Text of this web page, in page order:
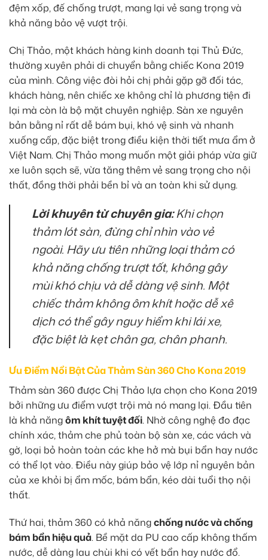
đệm xốp, đế chống trượt, mang lại vẻ sang trọng và
khả năng bảo vệ vượt trội.
Chị Thảo, một khách hàng kinh doanh tại Thủ Đức,
thường xuyên phải di chuyển bằng chiếc Kona 2019
của mình. Công việc đòi hỏi chị phải gặp gỡ đối tác,
khách hàng, nên chiếc xe không chỉ là phương tiện đi
lại mà còn là bộ mặt chuyên nghiệp. Sàn xe nguyên
bản bằng nỉ rất dễ bám bụi, khó vệ sinh và nhanh
xuống cấp, đặc biệt trong điều kiện thời tiết mưa ẩm ở
Việt Nam. Chị Thảo mong muốn một giải pháp vừa giữ
xe luôn sạch sẽ, vừa tăng thêm vẻ sang trọng cho nội
thất, đồng thời phải bền bỉ và an toàn khi sử dụng.
Lời khuyên từ chuyên gia:Khi chọn
thảm lót sàn, đừng chỉ nhìn vào vẻ
ngoài. Hãy ưu tiên những loại thảm có
khả năng chống trượt tốt, không gây
mùi khó chịu và dễ dàng vệ sinh. Một
chiếc thảm không ôm khít hoặc dễ xê
dịch có thể gây nguy hiểm khi lái xe,
đặc biệt là kẹt chân ga, chân phanh.
Ưu Điểm Nổi Bật Của Thảm Sàn 360 Cho Kona 2019
Thảm sàn 360 được Chị Thảo lựa chọn cho Kona 2019
bởi những ưu điểm vượt trội mà nó mang lại. Đầu tiên
là khả năngôm khít tuyệt đối. Nhờ công nghệ đo đạc
chính xác, thảm che phủ toàn bộ sàn xe, các vách và
gờ, loại bỏ hoàn toàn các khe hở mà bụi bẩn hay nước
có thể lọt vào. Điều này giúp bảo vệ lớp nỉ nguyên bản
của xe khỏi bị ẩm mốc, bám bẩn, kéo dài tuổi thọ nội
thất.
Thứ hai, thảm 360 có khả năngchống nước và chống
bám bẩn hiệu quả. Bề mặt da PU cao cấp không thấm
nước, dễ dàng lau chùi khi có vết bẩn hay nước đổ.